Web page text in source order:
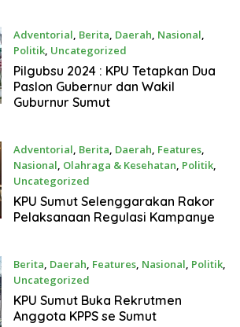
Adventorial, Berita, Daerah, Nasional,
Politik, Uncategorized
22 September 2024
Pilgubsu 2024 : KPU Tetapkan Dua
Paslon Gubernur dan Wakil
Guburnur Sumut
Adventorial, Berita, Daerah, Features,
Nasional, Olahraga & Kesehatan, Politik,
Uncategorized
20 September 2024
KPU Sumut Selenggarakan Rakor
Pelaksanaan Regulasi Kampanye
Berita, Daerah, Features, Nasional, Politik,
Uncategorized
18 September 2024
KPU Sumut Buka Rekrutmen
Anggota KPPS se Sumut